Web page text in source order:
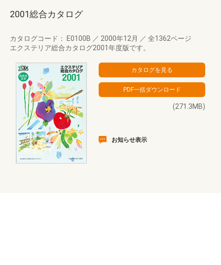
2001総合カタログ
カタログコード： E0100B ／ 2000年12月 ／ 全1362ページ
エクステリア総合カタログ2001年度版です。
(271.3MB)
お知らせ表示